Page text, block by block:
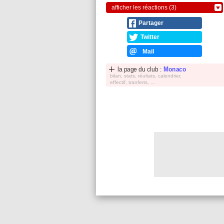
afficher les réactions (3)
Partager
Twitter
Mail
la page du club : Monaco
bilan, stats, réultats, calendrier,
effectif, tranferts, ...